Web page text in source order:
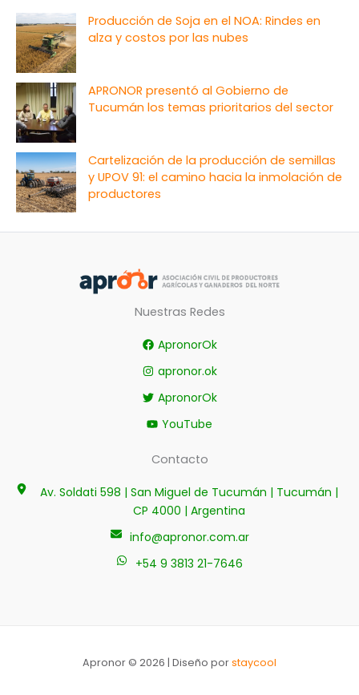
Producción de Soja en el NOA: Rindes en
alza y costos por las nubes
APRONOR presentó al Gobierno de
Tucumán los temas prioritarios del sector
Cartelización de la producción de semillas
y UPOV 91: el camino hacia la inmolación de
productores
Nuestras Redes
ApronorOk
apronor.ok
ApronorOk
YouTube
Contacto
Av. Soldati 598 | San Miguel de Tucumán | Tucumán |
CP 4000 | Argentina
info@apronor.com.ar
+54 9 3813 21-7646
Apronor © 2026 | Diseño porstaycool